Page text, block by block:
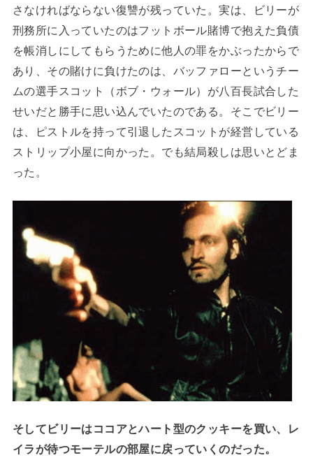
さなければならない復讐が残っていた。実は、ビリーが
刑務所に入っていたのはフットボール賭博で抱えた負債
を帳消しにしてもらうために他人の罪をかぶったからで
あり、その賭けに負けたのは、バッファローというチー
ムの選手スコット（ボブ・ウォール）が八百長試合した
せいだと勝手に思い込んでいたのである。そこでビリー
は、ピストルを持って引退したスコットが経営している
ストリップ小屋に向かった。でも結局殺しは思いとどま
った。
そしてビリーはココアとハート型のクッキーを買い、レ
イラが待つモーテルの部屋に戻っていくのだった。